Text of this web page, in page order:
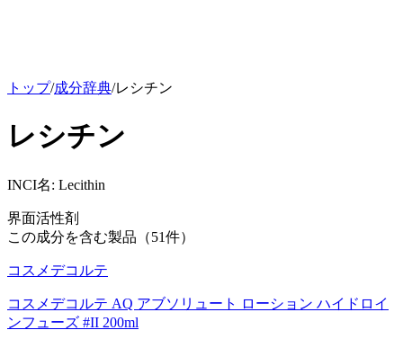
トップ/成分辞典/レシチン
レシチン
INCI名: Lecithin
界面活性剤
この成分を含む製品（51件）
コスメデコルテ
コスメデコルテ AQ アブソリュート ローション ハイドロイ
ンフューズ #II 200ml